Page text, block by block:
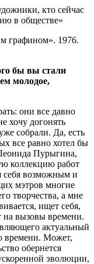
графином». 1976.
бы вы стали
молодое,
они все давно
хочу догонять
собрали. Да, есть
все равно хотел бы
Пурыгина,
коллекцию работ
себя возможным и
мэтров многие
творчества, а мне
ищет себя,
на вызовы времени.
актуальный
времени. Может,
обернется
эволюции,